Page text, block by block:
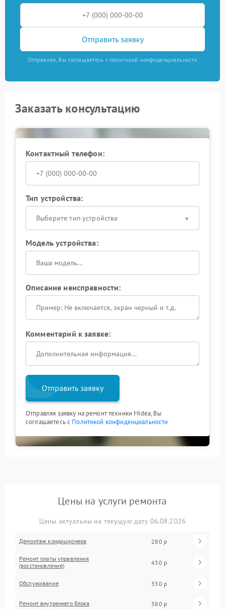
Отправить заявку
Отправляя, Вы соглашаетесь с политикой конфиденциальности
Заказать консультацию
Контактный телефон:
Тип устройства:
Выберите тип устройства
Модель устройства:
Описание неисправности:
Комментарий к заявке:
Отправить заявку
Отправляя заявку на ремонт техники Midea, Вы
соглашаетесь с Политикой конфиденциальности
Цены на услуги ремонта
Цены актуальны на текущую дату 06.08.2026
Демонтаж кондиционера 280 р
Ремонт платы управления
(восстановление)
430 р
Обслуживание 330 р
Ремонт внутреннего блока 380 р